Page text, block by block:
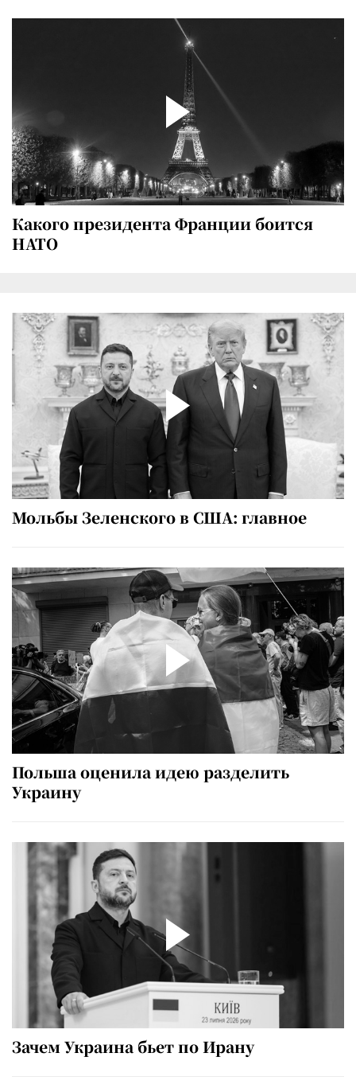
Какого президента Франции боится
НАТО
Мольбы Зеленского в США: главное
Польша оценила идею разделить
Украину
Зачем Украина бьет по Ирану